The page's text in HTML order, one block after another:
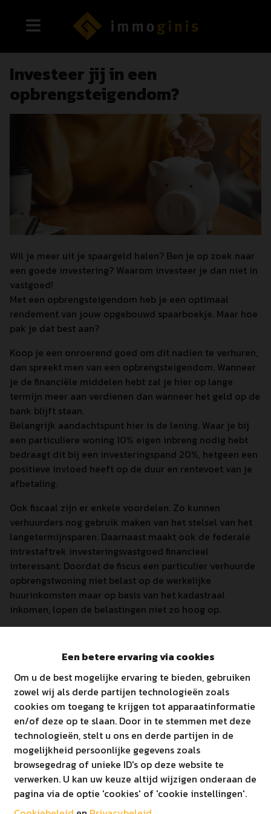
Een betere ervaring via cookies
Om u de best mogelijke ervaring te bieden, gebruiken
zowel wij als derde partijen technologieën zoals
cookies om toegang te krijgen tot apparaatinformatie
en/of deze op te slaan. Door in te stemmen met deze
technologieën, stelt u ons en derde partijen in de
mogelijkheid persoonlijke gegevens zoals
browsegedrag of unieke ID's op deze website te
verwerken. U kan uw keuze altijd wijzigen onderaan de
pagina via de optie 'cookies' of 'cookie instellingen'.
Investeer jij in een
opbrengsteigendom?
Wil je meer uit je spaargeld halen? Ben je op zoek naar
een goede investering? Waarom investeer je dan niet in
vastgoed!
Met een opbrengsteigendom heb je een optimaal
rendement van jouw opgebouwd spaarboekje. Maar hoe
pak je dat best aan?
Koop je een onroerend goed om dit nadien te verhuren,
dan spreekt men van een opbrengsteigendom. Wanneer
je de financiële middelen hebt zal je hier op lange
termijn meer aan verdienen dan wanneer het geld op de
bank blijft staan.
Belangrijk aandachtspunt hier is de lening. Waar je bij
een particuliere woning 10% eigen inbreng nodig hebt
bedraagt dit bij een investeringspand 20%, hetgeen een
positieve invloed heeft op de duur en rentevoet van je
afbetaling.
Ook fiscaal zijn er enkele voordelen. Zo kunnen
verhuurders nog gebruik maken van het stelsel van het
langetermijnsparen. Daarnaast maakt ook de federale
intrestaftrek investeringsvastgoed financieel
interessant. Doordat de fiscus een particulier verhuurde
opbrengstwoning niet belast op de werkelijke
huurinkomsten maar op basis van het kadastraal
inkomen, lopen de belastingen niet zo hoog op.
graag verder!
Misschien vind je wel jouw investering in het aanbod op
onze website www.immoginis.be
Immo Ginis BV